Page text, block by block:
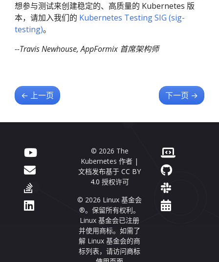
想参与测试来创建稳定的、高质量的 Kubernetes 版
本，请加入我们的 Kubernetes Testing SIG (sig-
testing)。
--Travis Newhouse, AppFormix 首席架构师
← 上一页 下一页 →
© 2026 The
Kubernetes 作者 |
文档发布基于 CC BY
4.0 授权许可
© 2026 Linux 基金会
®。保留所有权利。
Linux 基金会已注册
并使用商标。如需了
解 Linux 基金会的商
标列表，请访问商标